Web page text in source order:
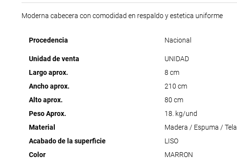
Moderna cabecera con comodidad en respaldo y estetica uniforme
Procedencia Nacional
Unidad de venta
UNIDAD
Largo aprox.
8 cm
Ancho aprox.
210 cm
Alto aprox.
80 cm
Peso Aprox.
18. kg/und
Material
Madera / Espuma / Tela
Acabado de la superficie
LISO
Color
MARRON